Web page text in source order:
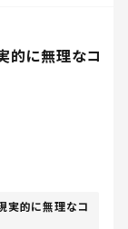
的に無理なコ
実的に無理なコ